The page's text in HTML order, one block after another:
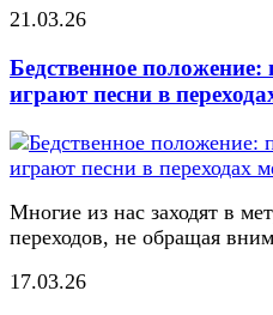
21.03.26
Бедственное
играют песни в
Многие из нас заходят в
переходов, не обращая
17.03.26